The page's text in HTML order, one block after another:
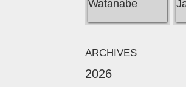
ARCHIVES
2026